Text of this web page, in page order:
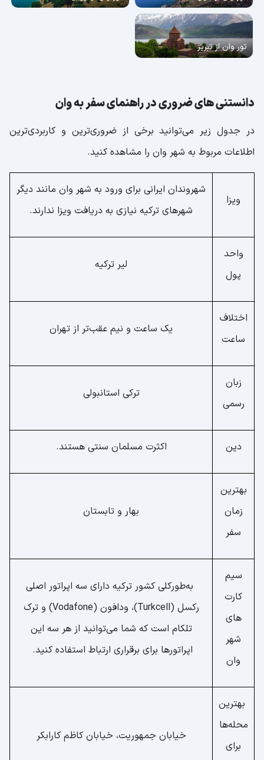
تور وان از تبریز
دانستنی های ضروری در راهنمای سفر به وان
در جدول زیر می‌توانید برخی از ضروری‌ترین و کاربردی‌ترین
اطلاعات مربوط به شهر وان را مشاهده کنید.
ویزا
شهروندان ایرانی برای ورود به شهر وان مانند دیگر
شهرهای ترکیه نیازی به دریافت ویزا ندارند.
واحد
پول
لیر ترکیه
اختلاف
ساعت
یک ساعت و نیم عقب‌تر از تهران
زبان
رسمی
ترکی استانبولی
دین اکثرت مسلمان سنتی هستند.
بهترین
زمان
سفر
بهار و تابستان
سیم
کارت
های
شهر
وان
به‌طورکلی کشور ترکیه دارای سه اپراتور اصلی
رکسل (Turkcell)، ودافون (Vodafone) و ترک
تلکام است که شما می‌توانید از هر سه این
اپراتورها برای برقراری ارتباط استفاده کنید.
بهترین
محله‌ها
برای
خیابان جمهوریت، خیابان کاظم کارابکر